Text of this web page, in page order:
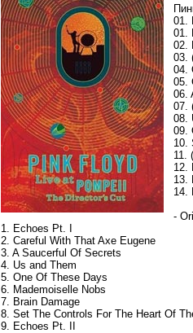
01.
01.
02.
03.
04.
05.
06.
07.
08.
09.
10.
11.
12.
13.
14.
-
1. Echoes Pt. I
2. Careful With That Axe Eugene
3. A Saucerful Of Secrets
4. Us and Them
5. One Of These Days
6. Mademoiselle Nobs
7. Brain Damage
8. Set The Controls For The Heart Of
9. Echoes Pt. II